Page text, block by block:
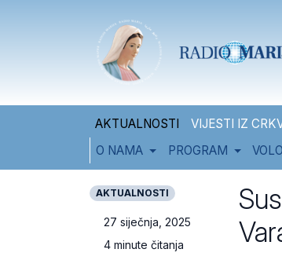
AKTUALNOSTI VIJESTI IZ
O NAMA
PROGRAM
AKTUALNOSTI
27 siječnja, 2025
4 minute čitanja